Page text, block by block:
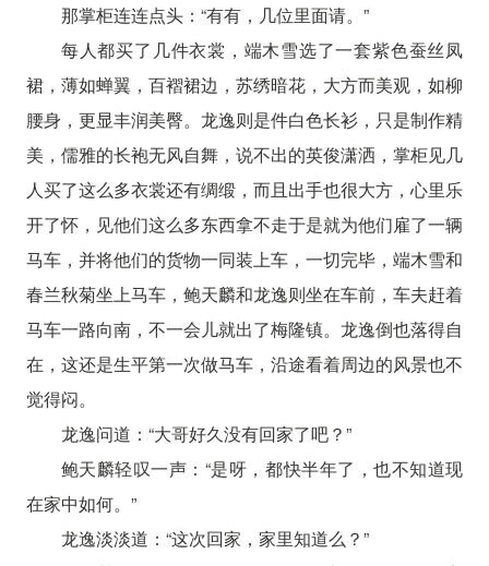
那掌柜连连点头：“有有，几位里面请。”
每人都买了几件衣裳，端木雪选了一套紫色蚕丝凤
裙，薄如蝉翼，百褶裙边，苏绣暗花，大方而美观，如柳
腰身，更显丰润美臀。龙逸则是件白色长衫，只是制作精
美，儒雅的长袍无风自舞，说不出的英俊潇洒，掌柜见几
人买了这么多衣裳还有绸缎，而且出手也很大方，心里乐
开了怀，见他们这么多东西拿不走于是就为他们雇了一辆
马车，并将他们的货物一同装上车，一切完毕，端木雪和
春兰秋菊坐上马车，鲍天麟和龙逸则坐在车前，车夫赶着
马车一路向南，不一会儿就出了梅隆镇。龙逸倒也落得自
在，这还是生平第一次做马车，沿途看着周边的风景也不
觉得闷。
龙逸问道：“大哥好久没有回家了吧？”
鲍天麟轻叹一声：“是呀，都快半年了，也不知道现
在家中如何。”
龙逸淡淡道：“这次回家，家里知道么？”